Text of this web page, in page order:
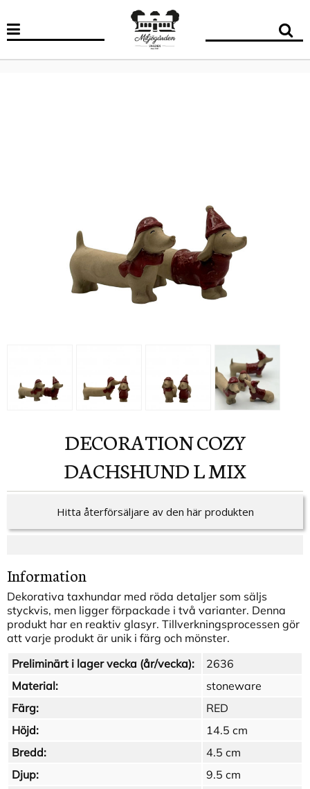
DECORATION COZY
DACHSHUND L MIX
Hitta återförsäljare av den här produkten
Information
Dekorativa taxhundar med röda detaljer som säljs
styckvis, men ligger förpackade i två varianter. Denna
produkt har en reaktiv glasyr. Tillverkningsprocessen gör
att varje produkt är unik i färg och mönster.
Preliminärt i lager vecka (år/vecka):
2636
Material:
stoneware
Färg:
RED
Höjd:
14.5 cm
Bredd:
4.5 cm
Djup:
9.5 cm